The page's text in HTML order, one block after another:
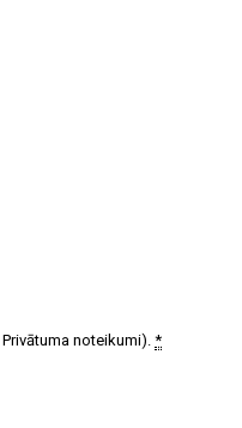
Privātuma noteikumi). *